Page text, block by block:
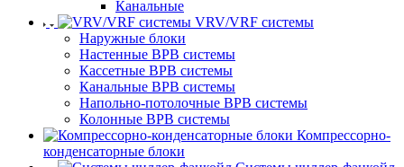
Канальные
VRV/VRF системы
Наружные блоки
Настенные ВРВ системы
Кассетные ВРВ системы
Канальные ВРВ системы
Напольно-потолочные ВРВ системы
Колонные ВРВ системы
Компрессорно-
конденсаторные блоки